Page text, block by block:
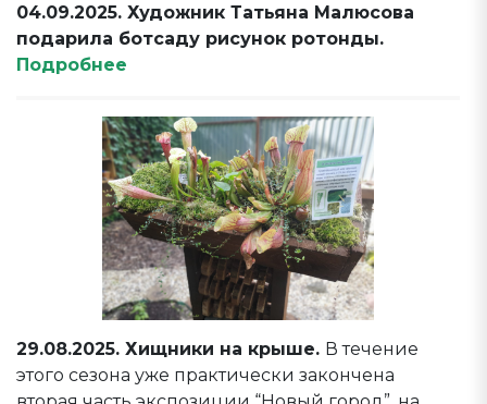
04.09.2025. Художник Татьяна Малюсова
подарила ботсаду рисунок ротонды.
Подробнее
29.08.2025. Хищники на крыше. В течение
этого сезона уже практически закончена